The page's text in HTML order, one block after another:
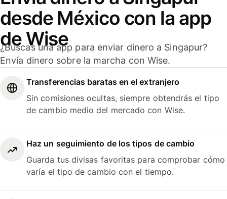
desde México con la app
de Wise
¿Buscas una app para enviar dinero a Singapur?
Envía dinero sobre la marcha con Wise.
Transferencias baratas en el extranjero
Sin comisiones ocultas, siempre obtendrás el tipo
de cambio medio del mercado con Wise.
Haz un seguimiento de los tipos de cambio
Guarda tus divisas favoritas para comprobar cómo
varía el tipo de cambio con el tiempo.